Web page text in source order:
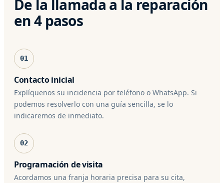
De la llamada a la reparación
en 4 pasos
01
Contacto inicial
Explíquenos su incidencia por teléfono o WhatsApp. Si
podemos resolverlo con una guía sencilla, se lo
indicaremos de inmediato.
02
Programación de visita
Acordamos una franja horaria precisa para su cita,